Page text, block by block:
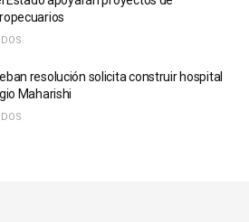
resolución solicita construir hospital
Maharishi